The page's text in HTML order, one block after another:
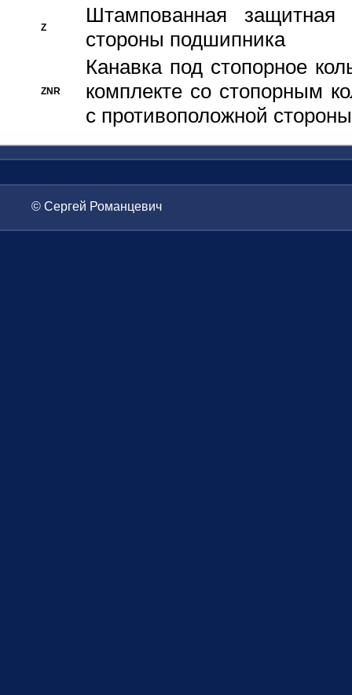
Z
Штампованная
стороны подшипника
ZNR
Канавка под стопорное
комплекте со стопорным
с противоположной стороны
© Сергей Романцевич